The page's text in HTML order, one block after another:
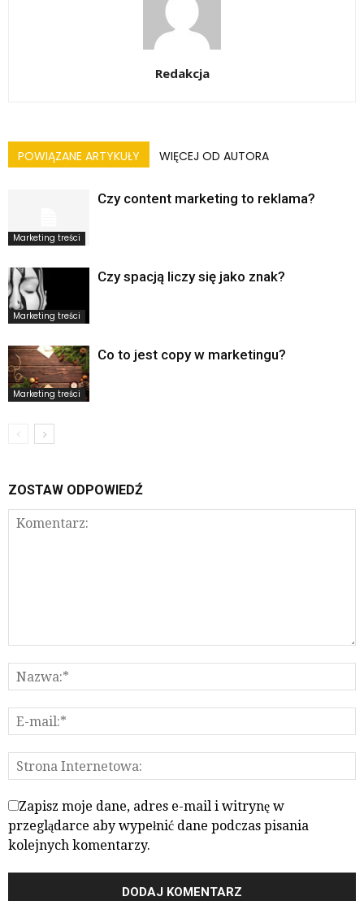
Redakcja
POWIĄZANE ARTYKUŁY WIĘCEJ OD AUTORA
Marketing treści
Czy content marketing to reklama?
Marketing treści
Czy spacją liczy się jako znak?
Marketing treści
Co to jest copy w marketingu?
ZOSTAW ODPOWIEDŹ
Zapisz moje dane, adres e-mail i witrynę w
przeglądarce aby wypełnić dane podczas pisania
kolejnych komentarzy.